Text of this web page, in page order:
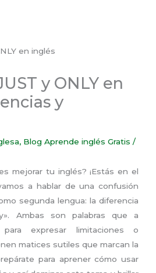
y ONLY en
y
, Blog Aprende inglés Gratis /
mejorar tu inglés? ¡Estás en el
a hablar de una confusión
segunda lengua: la diferencia
Ambas son palabras que a
expresar limitaciones o
matices sutiles que marcan la
para aprener cómo usar